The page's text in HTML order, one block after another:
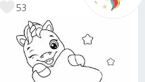
53